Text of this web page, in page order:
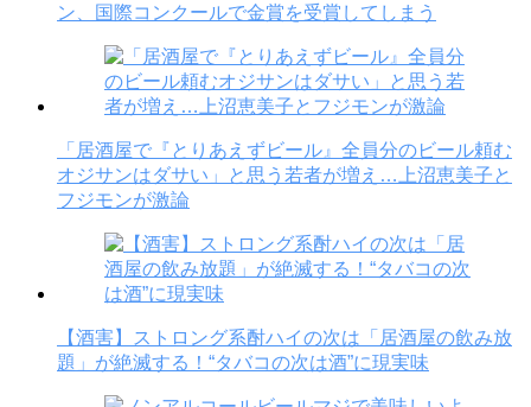
ン、国際コンクールで金賞を受賞してしまう
「居酒屋で『とりあえずビール』全員分のビール頼む
オジサンはダサい」と思う若者が増え…上沼恵美子と
フジモンが激論
【酒害】ストロング系酎ハイの次は「居酒屋の飲み放
題」が絶滅する！“タバコの次は酒”に現実味